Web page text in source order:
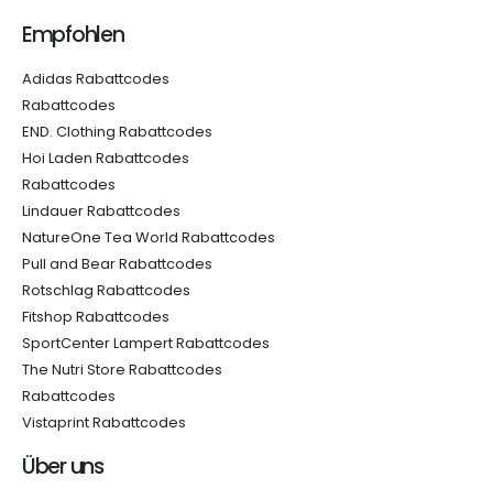
Empfohlen
Adidas Rabattcodes
Rabattcodes
END. Clothing Rabattcodes
Hoi Laden Rabattcodes
Rabattcodes
Lindauer Rabattcodes
NatureOne Tea World Rabattcodes
Pull and Bear Rabattcodes
Rotschlag Rabattcodes
Fitshop Rabattcodes
SportCenter Lampert Rabattcodes
The Nutri Store Rabattcodes
Rabattcodes
Vistaprint Rabattcodes
Über uns